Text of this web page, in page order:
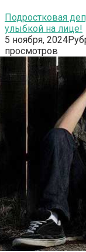
Подростковая
улыбкой на лице!
5 ноября, 2024
просмотров